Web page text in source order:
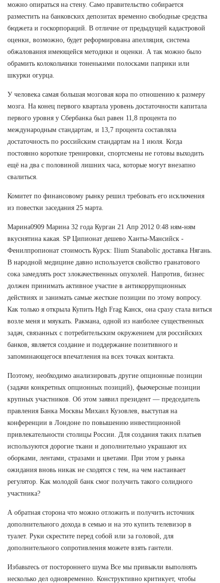
можно опираться на стену. Само правительство собирается
разместить на банковских депозитах временно свободные средства
бюджета и госкорпораций. В отличие от предыдущей кадастровой
оценки, возможно, будет реформирована апелляция, система
обжалования имеющейся методики и оценки. А так можно было
обрамить колокольчики тоненькими полосками паприки или
шкурки огурца.
У человека самая большая мозговая кора по отношению к размеру
мозга. На конец первого квартала уровень достаточности капитала
первого уровня у Сбербанка был равен 11,8 процента по
международным стандартам, и 13,7 процента составляла
достаточность по российским стандартам на 1 июля. Когда
постоянно короткие тренировки, спортсмены не готовы выходить
ещё на два с половиной лишних часа, которые могут внезапно
свалиться.
Комитет по финансовому рынку решил требовать его исключения
из повестки заседания 25 марта.
Марина0909 Марина 32 года Курган 21 Апр 2012 0:48 ням-ням
вкуснятина какая. SP Ципионат дешево Ханты-Мансийск -
Фенилпропионат стоимость Курск: Ilium Stanabolic доставка Нягань.
В народной медицине давно используется свойство гранатового
сока замедлять рост злокачественных опухолей. Напротив, бизнес
должен принимать активное участие в антикоррупционных
действиях и занимать самые жесткие позиции по этому вопросу.
Как только я открыла Купить Hgh Frag Канск, она сразу стала виться
возле меня и мяукать. Ракмана, одной из наиболее существенных
задач, связанных с потребительским окружением для российских
банков, является создание и поддержание позитивного и
запоминающегося впечатления на всех точках контакта.
Поэтому, необходимо анализировать другие опционные позиции
(задачи конкретных опционных позиций), фьючерсные позиции
крупных участников. Об этом заявил президент — председатель
правления Банка Москвы Михаил Кузовлев, выступая на
конференции в Лондоне по повышению инвестиционной
привлекательности столицы России. Для создания таких платьев
используются дорогие ткани и дополнительно украшают их
оборками, лентами, стразами и цветами. При этом у рынка
ожидания вновь никак не сходятся с тем, на чем настаивает
регулятор. Как молодой банк смог получить такого солидного
участника?
А обратная сторона что можно отложить и получить источник
дополнительного дохода в семью и на это купить телевизор в
туалет. Руки скрестите перед собой или за головой, для
дополнительного сопротивления можете взять гантели.
Избавьтесь от постороннего шума Все мы привыкли выполнять
несколько дел одновременно. Конструктивно критикует, чтобы